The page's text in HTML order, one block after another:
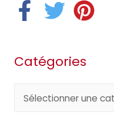
Catégories